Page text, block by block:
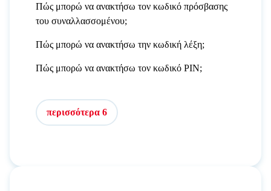
Πώς μπορώ να ανακτήσω τον κωδικό πρόσβασης
του συναλλασσομένου;
Πώς μπορώ να ανακτήσω την κωδική λέξη;
Πώς μπορώ να ανακτήσω τον κωδικό PIN;
περισσότερα 6